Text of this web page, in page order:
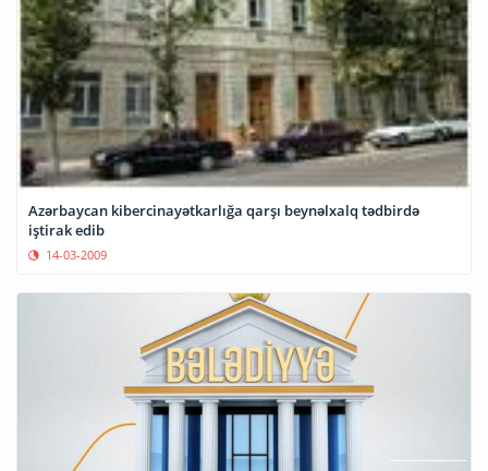
Azərbaycan kibercinayətkarlığa qarşı beynəlxalq tədbirdə
iştirak edib
14-03-2009